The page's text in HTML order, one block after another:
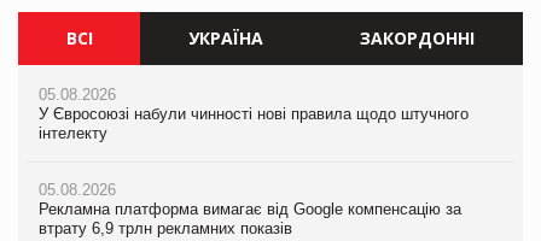
ВСІ УКРАЇНА ЗАКОРДОННІ
05.08.2026
У Євросоюзі набули чинності нові правила щодо штучного
інтелекту
05.08.2026
Рекламна платформа вимагає від Google компенсацію за
втрату 6,9 трлн рекламних показів
05.08.2026
У Євросоюзі набули чинності нові правила щодо штучного
інтелекту
05.08.2026
Рекламна платформа вимагає від Google компенсацію за
втрату 6,9 трлн рекламних показів
05.08.2026
У Євросоюзі набули чинності нові правила щодо штучного
інтелекту
05.08.2026
Рекламна платформа вимагає від Google компенсацію за
втрату 6,9 трлн рекламних показів